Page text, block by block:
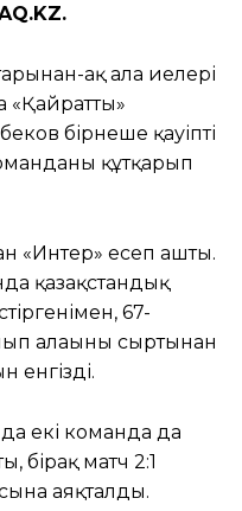
ақ алаң иелері
бірнеше қауіпті
құтқарып
«Интер» есеп ашты.
қазақстандық
67-
алаңының сыртынан
енгізді.
екі команда да
бірақ матч 2:1
аяқталды.